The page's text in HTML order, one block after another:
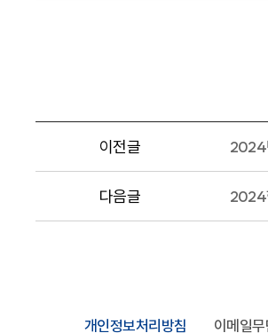
이전글 2024
다음글 2024
개인정보처리방침 이메일